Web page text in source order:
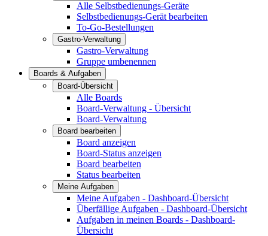
Alle Selbstbedienungs-Geräte
Selbstbedienungs-Gerät bearbeiten
To-Go-Bestellungen
Gastro-Verwaltung
Gastro-Verwaltung
Gruppe umbenennen
Boards & Aufgaben
Board-Übersicht
Alle Boards
Board-Verwaltung - Übersicht
Board-Verwaltung
Board bearbeiten
Board anzeigen
Board-Status anzeigen
Board bearbeiten
Status bearbeiten
Meine Aufgaben
Meine Aufgaben - Dashboard-Übersicht
Überfällige Aufgaben - Dashboard-Übersicht
Aufgaben in meinen Boards - Dashboard-
Übersicht